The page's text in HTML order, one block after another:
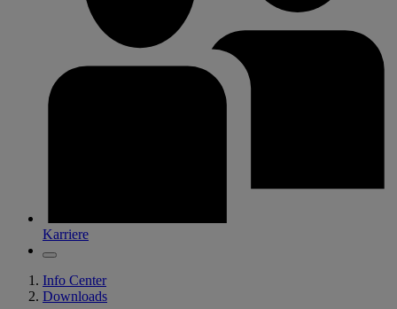
Karriere
Info Center
Downloads